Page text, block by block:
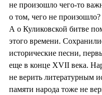
не произошло чего-то
о том, чего не произошло?
А о Куликовской битве
этого времени.
исторические песни,
еще в конце XVII века.
не верить литературным
памяти народа тоже не